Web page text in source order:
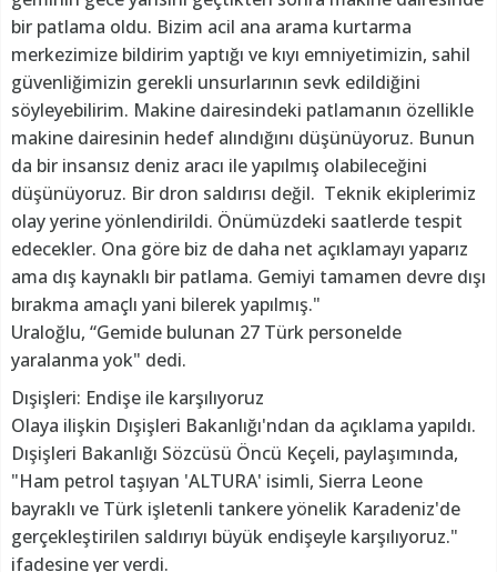
bir patlama oldu. Bizim acil ana arama kurtarma
merkezimize bildirim yaptığı ve kıyı emniyetimizin, sahil
güvenliğimizin gerekli unsurlarının sevk edildiğini
söyleyebilirim. Makine dairesindeki patlamanın özellikle
makine dairesinin hedef alındığını düşünüyoruz. Bunun
da bir insansız deniz aracı ile yapılmış olabileceğini
düşünüyoruz. Bir dron saldırısı değil. Teknik ekiplerimiz
olay yerine yönlendirildi. Önümüzdeki saatlerde tespit
edecekler. Ona göre biz de daha net açıklamayı yaparız
ama dış kaynaklı bir patlama. Gemiyi tamamen devre dışı
bırakma amaçlı yani bilerek yapılmış."
Uraloğlu, “Gemide bulunan 27 Türk personelde
yaralanma yok" dedi.
Dışişleri: Endişe ile karşılıyoruz
Olaya ilişkin Dışişleri Bakanlığı'ndan da açıklama yapıldı.
Dışişleri Bakanlığı Sözcüsü Öncü Keçeli, paylaşımında,
"Ham petrol taşıyan 'ALTURA' isimli, Sierra Leone
bayraklı ve Türk işletenli tankere yönelik Karadeniz'de
gerçekleştirilen saldırıyı büyük endişeyle karşılıyoruz."
ifadesine yer verdi.